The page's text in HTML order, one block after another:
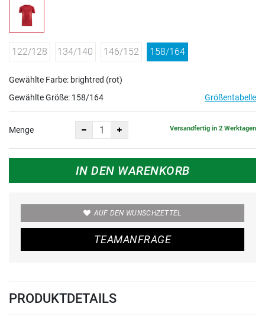
122/128 134/140 146/152 158/164
Gewählte Farbe: brightred (rot)
Gewählte Größe: 158/164 Größentabelle
Menge Versandfertig in 2 Werktagen
IN DEN WARENKORB
AUF DEN WUNSCHZETTEL
TEAMANFRAGE
PRODUKTDETAILS